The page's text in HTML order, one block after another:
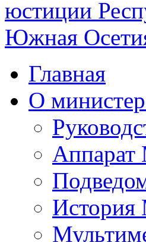
Главная
О
Аппарат
История